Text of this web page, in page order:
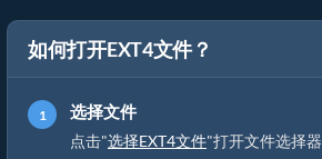
如何打开EXT4文件？
选择文件
点击"选择EXT4文件"打开文件选择器